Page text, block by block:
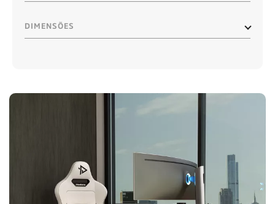
DIMENSÕES